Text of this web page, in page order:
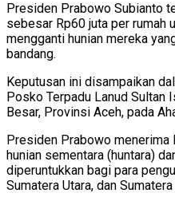
Presiden Prabowo Subianto
sebesar Rp60 juta per rumah
mengganti hunian mereka
bandang.
Keputusan ini disampaikan
Posko Terpadu Lanud Sultan
Besar, Provinsi Aceh, pada
Presiden Prabowo menerima
hunian sementara (huntara)
diperuntukkan bagi para
Sumatera Utara, dan Sumatera